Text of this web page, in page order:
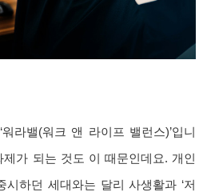
라밸(워크 앤 라이프 밸런스)’입니
가 되는 것도 이 때문인데요. 개인
시하던 세대와는 달리 사생활과 ‘저